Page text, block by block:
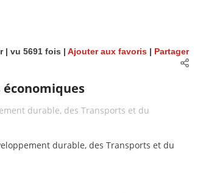
| vu 5691 fois | Ajouter aux favoris Partager
durable, des Transports et du
durable, des Transports et du